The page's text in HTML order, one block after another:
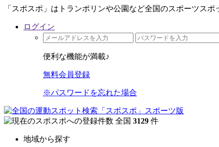
「スポスポ」はトランポリンや公園など全国のスポーツス
ログイン
便利な機能が満載♪
無料会員登録
※パスワードを忘れた場合
全国 3129 件
地域から探す